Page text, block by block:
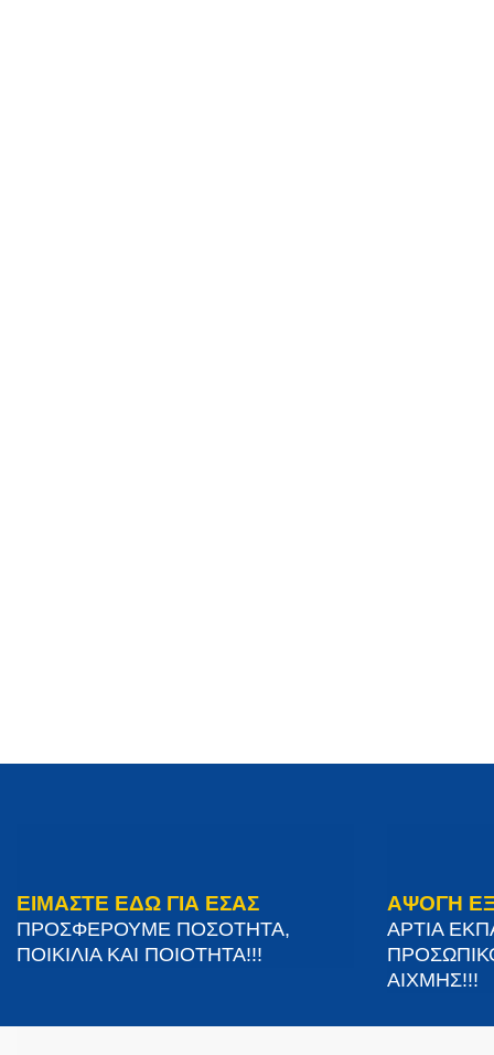
ΕΙΜΑΣΤΕ ΕΔΩ ΓΙΑ ΕΣΑΣ
ΠΡΟΣΦΕΡΟΥΜΕ ΠΟΣΟΤΗΤΑ,
ΠΟΙΚΙΛΙΑ ΚΑΙ ΠΟΙΟΤΗΤΑ!!!
ΑΨΟΓΗ
ΑΡΤΙΑ
ΑΙΧΜΗΣ!!!